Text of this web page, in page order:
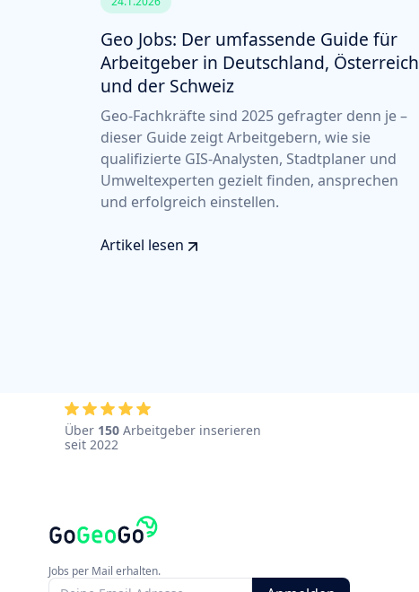
Geo Jobs: Der umfassende Guide für
Arbeitgeber in Deutschland, Österreich
und der Schweiz
Geo-Fachkräfte sind 2025 gefragter denn je –
dieser Guide zeigt Arbeitgebern, wie sie
qualifizierte GIS-Analysten, Stadtplaner und
Umweltexperten gezielt finden, ansprechen
und erfolgreich einstellen.
Artikel lesen
Über 150 Arbeitgeber inserieren
seit 2022
Jobs per Mail erhalten.